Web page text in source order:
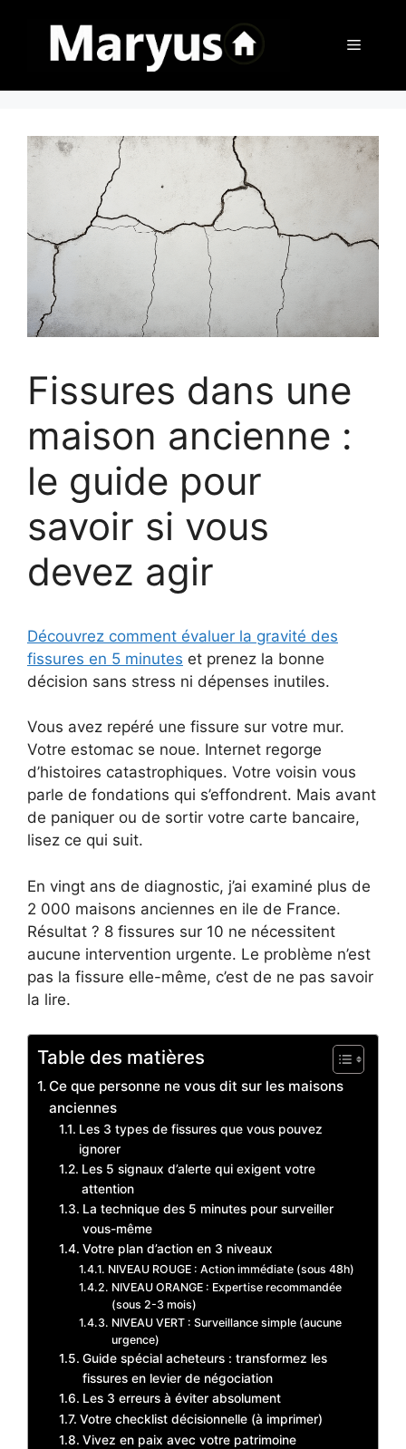
contenu
Menu
Fissures dans une
maison ancienne :
le guide pour
savoir si vous
devez agir
Découvrez comment évaluer la gravité des
fissures en 5 minutes et prenez la bonne
décision sans stress ni dépenses inutiles.
Vous avez repéré une fissure sur votre mur.
Votre estomac se noue. Internet regorge
d’histoires catastrophiques. Votre voisin vous
parle de fondations qui s’effondrent. Mais avant
de paniquer ou de sortir votre carte bancaire,
lisez ce qui suit.
En vingt ans de diagnostic, j’ai examiné plus de
2 000 maisons anciennes en ile de France.
Résultat ? 8 fissures sur 10 ne nécessitent
aucune intervention urgente. Le problème n’est
pas la fissure elle-même, c’est de ne pas savoir
la lire.
Table des matières
Ce que personne ne vous dit sur les maisons
anciennes
Les 3 types de fissures que vous pouvez
ignorer
Les 5 signaux d’alerte qui exigent votre
attention
La technique des 5 minutes pour surveiller
vous-même
Votre plan d’action en 3 niveaux
NIVEAU ROUGE : Action immédiate (sous 48h)
NIVEAU ORANGE : Expertise recommandée
(sous 2-3 mois)
NIVEAU VERT : Surveillance simple (aucune
urgence)
Guide spécial acheteurs : transformez les
fissures en levier de négociation
Les 3 erreurs à éviter absolument
Votre checklist décisionnelle (à imprimer)
Vivez en paix avec votre patrimoine